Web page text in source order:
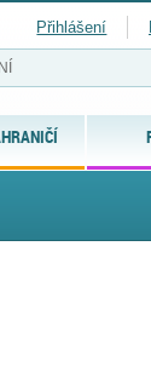
Přihlášení